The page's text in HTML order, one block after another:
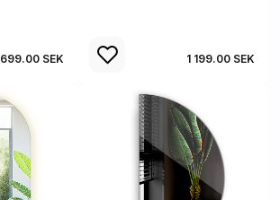
699.00 SEK 1 199.00 SEK